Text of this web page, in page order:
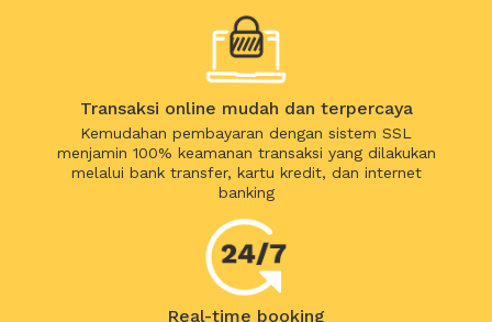
Transaksi online mudah dan terpercaya
Kemudahan pembayaran dengan sistem SSL
menjamin 100% keamanan transaksi yang dilakukan
melalui bank transfer, kartu kredit, dan internet
banking
Real-time booking